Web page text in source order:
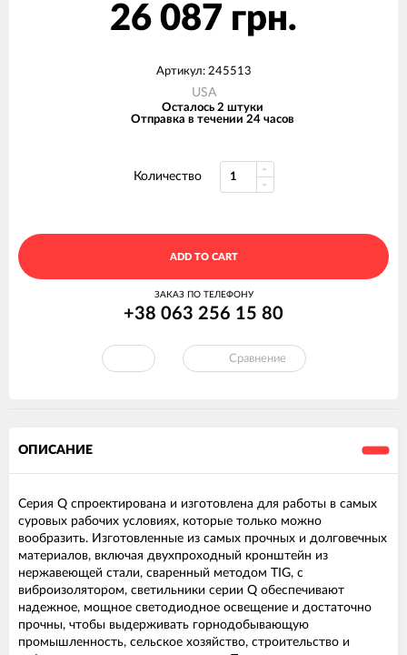
26 087 грн.
Артикул: 245513
USA
Осталось 2 штуки
Отправка в течении 24 часов
Количество
ADD TO CART
ЗАКАЗ ПО ТЕЛЕФОНУ
+38 063 256 15 80
Сравнение
ОПИСАНИЕ
Серия Q спроектирована и изготовлена ​​для работы в самых
суровых рабочих условиях, которые только можно
вообразить. Изготовленные из самых прочных и долговечных
материалов, включая двухпроходный кронштейн из
нержавеющей стали, сваренный методом TIG, с
виброизолятором, светильники серии Q обеспечивают
надежное, мощное светодиодное освещение и достаточно
прочны, чтобы выдерживать горнодобывающую
промышленность, сельское хозяйство, строительство и